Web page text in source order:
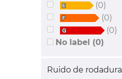
(0)
(0)
(0)
No label (0)
Ruido de rodadura